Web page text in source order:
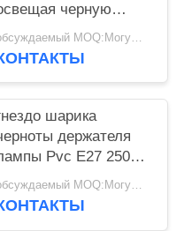
черную
пластиковую
обсуждаемый MOQ:Могущий быть предметом переговоров
шарика
держателя
Pvc E27 250W
250V феноловое
обсуждаемый MOQ:Могущий быть предметом переговоров